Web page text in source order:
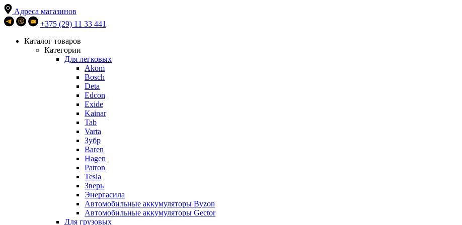
Адреса магазинов
+375 (29) 11 33 441
Каталог товаров
Категории
Для легковых
Akom
Bosch
Deta
Edcon
Exide
Kainar
Tab
Varta
Зубр
Baren
Hagen
Patron
Tesla
Зверь
Энергасила
Автомобильные аккумуляторы Byzon
Автомобильные аккумуляторы Gector
Для грузовых